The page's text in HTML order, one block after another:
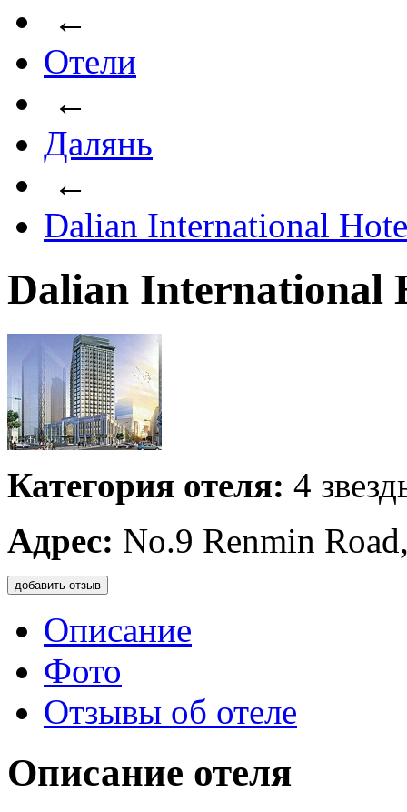
←
Отели
←
Далянь
←
Dalian International
Dalian International
Категория отеля: 4
Адрес: No.9 Renmin
добавить отзыв
Описание
Фото
Отзывы об отеле
Описание отеля